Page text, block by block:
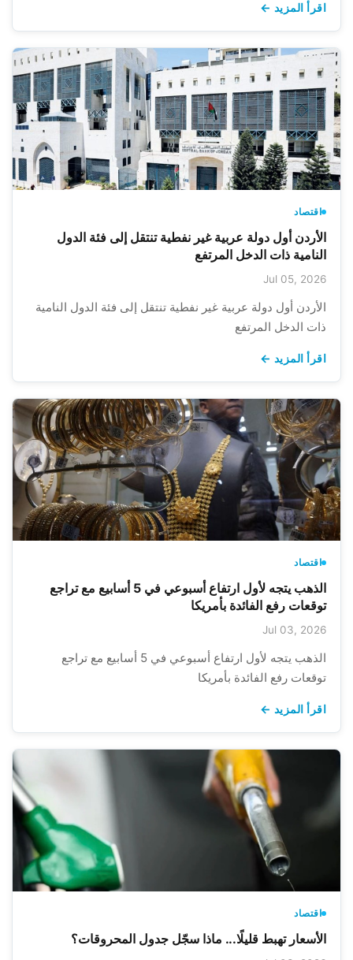
اقرأ المزيد ←
اقتصاد
الأردن أول دولة عربية غير نفطية تنتقل إلى فئة الدول
النامية ذات الدخل المرتفع
Jul 05, 2026
الأردن أول دولة عربية غير نفطية تنتقل إلى فئة الدول النامية
ذات الدخل المرتفع
اقرأ المزيد ←
اقتصاد
الذهب يتجه لأول ارتفاع أسبوعي في 5 أسابيع مع تراجع
توقعات رفع الفائدة بأمريكا
Jul 03, 2026
الذهب يتجه لأول ارتفاع أسبوعي في 5 أسابيع مع تراجع
توقعات رفع الفائدة بأمريكا
اقرأ المزيد ←
اقتصاد
الأسعار تهبط قليلًا... ماذا سجّل جدول المحروقات؟